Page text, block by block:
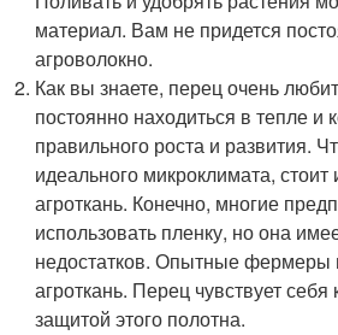
материал. Вам не придется
агроволокно.
Как вы знаете, перец очень
постоянно находиться в тепле и
правильного роста и развития.
идеального микроклимата, стоит
агроткань. Конечно, многие
использовать пленку, но она
недостатков. Опытные фермеры
агроткань. Перец чувствует
защитой этого полотна.